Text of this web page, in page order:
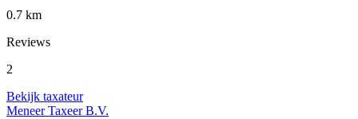
0.7 km
Reviews
2
Bekijk taxateur
Meneer Taxeer B.V.